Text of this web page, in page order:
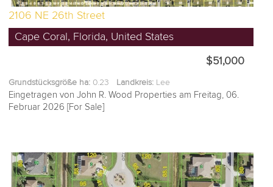
2106 NE 26th Street
Cape Coral, Florida, United States
$51,000
Grundstücksgröße ha: 0.23 Landkreis: Lee
Eingetragen von John R. Wood Properties am Freitag, 06.
Februar 2026 [For Sale]